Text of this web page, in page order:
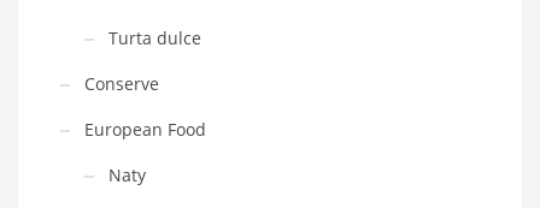
Turta dulce
Conserve
European Food
Naty